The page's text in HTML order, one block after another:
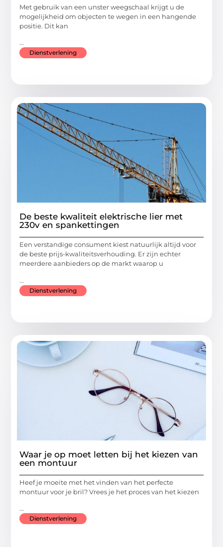
Met gebruik van een unster weegschaal krijgt u de
mogelijkheid om objecten te wegen in een hangende
positie. Dit kan
...
Dienstverlening
De beste kwaliteit elektrische lier met
230v en spankettingen
Een verstandige consument kiest natuurlijk altijd voor
de beste prijs-kwaliteitsverhouding. Er zijn echter
meerdere aanbieders op de markt waarop u
...
Dienstverlening
Waar je op moet letten bij het kiezen van
een montuur
Heef je moeite met het vinden van het perfecte
montuur voor je bril? Vrees je het proces van het kiezen
...
Dienstverlening